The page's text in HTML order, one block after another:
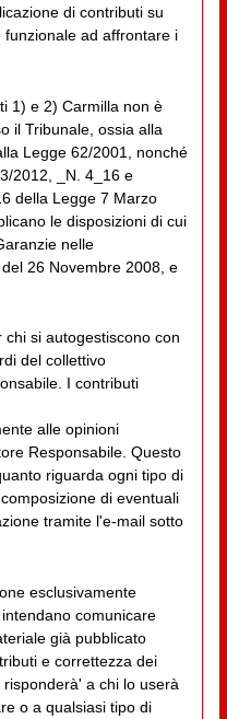
di contributi su
ad affrontare i
1) e 2) Carmilla non è
il Tribunale, ossia alla
Legge 62/2001, nonché
2012, _N. 4_16 e
della Legge 7 Marzo
le disposizioni di cui
nelle
26 Novembre 2008, e
si autogestiscono con
del collettivo
I contributi
alle opinioni
Responsabile. Questo
riguarda ogni tipo di
di eventuali
tramite l'e-mail sotto
esclusivamente
comunicare
già pubblicato
e correttezza dei
a chi lo userà
o a qualsiasi tipo di